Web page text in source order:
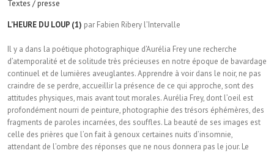
Textes / presse
L’HEURE DU LOUP (1) par Fabien Ribery l’Intervalle
Il y a dans la poétique photographique d’Aurélia Frey une recherche
d’atemporalité et de solitude très précieuses en notre époque de bavardage
continuel et de lumières aveuglantes. Apprendre à voir dans le noir, ne pas
craindre de se perdre, accueillir la présence de ce qui approche, sont des
attitudes physiques, mais avant tout morales. Aurélia Frey, dont l’oeil est
profondément nourri de peinture, photographie des trésors éphémères, des
fragments de paroles incarnées, des souffles. La beauté de ses images est
celle des prières que l’on fait à genoux certaines nuits d’insomnie,
attendant de l’ombre des réponses que ne nous donnera pas le jour. Le